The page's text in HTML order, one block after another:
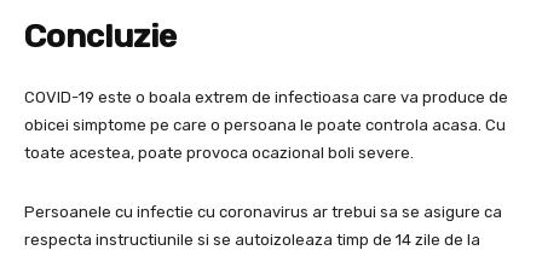
Concluzie
COVID-19 este o boala extrem de infectioasa care va produce de
obicei simptome pe care o persoana le poate controla acasa. Cu
toate acestea, poate provoca ocazional boli severe.
Persoanele cu infectie cu coronavirus ar trebui sa se asigure ca
respecta instructiunile si se autoizoleaza timp de 14 zile de la